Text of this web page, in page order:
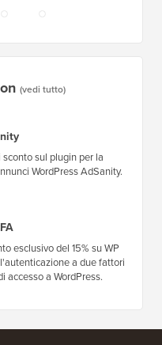
(vedi tutto)
sul plugin per la
WordPress AdSanity.
esclusivo del 15% su WP
a due fattori
accesso a WordPress.